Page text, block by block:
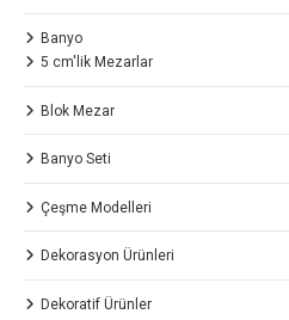
Banyo
5 cm'lik Mezarlar
Blok Mezar
Banyo Seti
Çeşme Modelleri
Dekorasyon Ürünleri
Dekoratif Ürünler